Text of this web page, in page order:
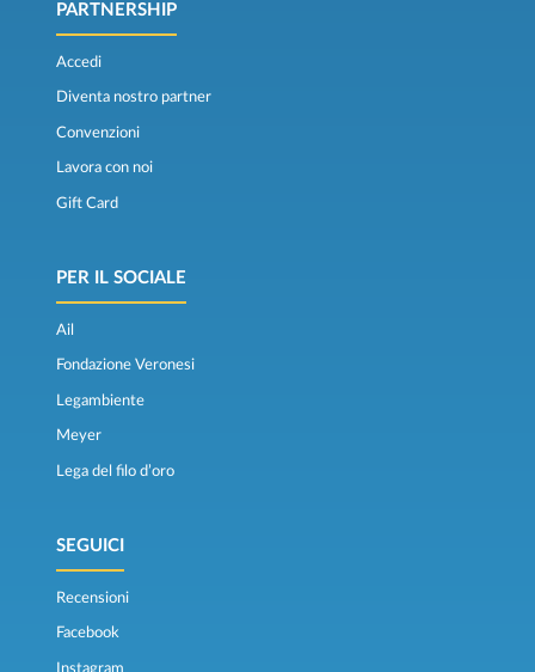
PARTNERSHIP
Accedi
Diventa nostro partner
Convenzioni
Lavora con noi
Gift Card
PER IL SOCIALE
Ail
Fondazione Veronesi
Legambiente
Meyer
Lega del filo d’oro
SEGUICI
Recensioni
Facebook
Instagram